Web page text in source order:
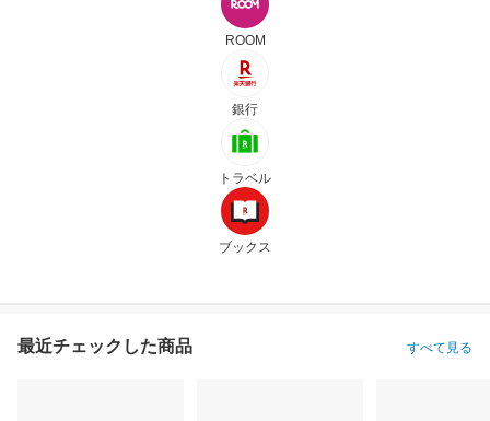
ROOM
銀行
トラベル
ブックス
最近チェックした商品 すべて見る